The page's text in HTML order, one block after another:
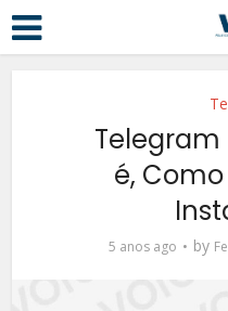
Telegram
é,
5 anos ago by